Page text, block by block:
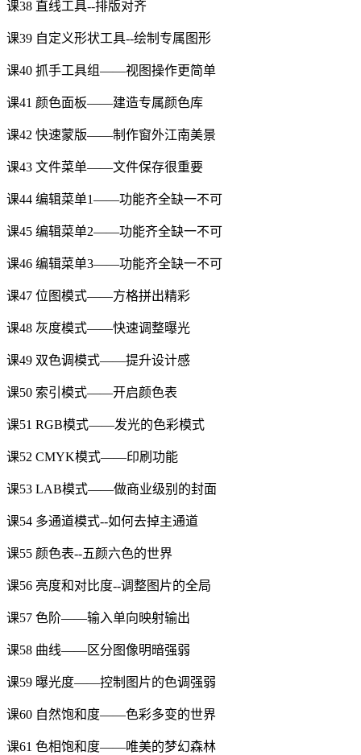
课38 直线工具--排版对齐
课39 自定义形状工具--绘制专属图形
课40 抓手工具组——视图操作更简单
课41 颜色面板——建造专属颜色库
课42 快速蒙版——制作窗外江南美景
课43 文件菜单——文件保存很重要
课44 编辑菜单1——功能齐全缺一不可
课45 编辑菜单2——功能齐全缺一不可
课46 编辑菜单3——功能齐全缺一不可
课47 位图模式——方格拼出精彩
课48 灰度模式——快速调整曝光
课49 双色调模式——提升设计感
课50 索引模式——开启颜色表
课51 RGB模式——发光的色彩模式
课52 CMYK模式——印刷功能
课53 LAB模式——做商业级别的封面
课54 多通道模式--如何去掉主通道
课55 颜色表--五颜六色的世界
课56 亮度和对比度--调整图片的全局
课57 色阶——输入单向映射输出
课58 曲线——区分图像明暗强弱
课59 曝光度——控制图片的色调强弱
课60 自然饱和度——色彩多变的世界
课61 色相饱和度——唯美的梦幻森林